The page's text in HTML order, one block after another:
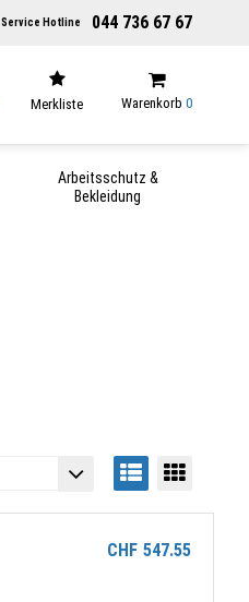
Service Hotline 044 736 67 67
Merkliste Warenkorb 0
Arbeitsschutz &
Bekleidung
CHF 547.55